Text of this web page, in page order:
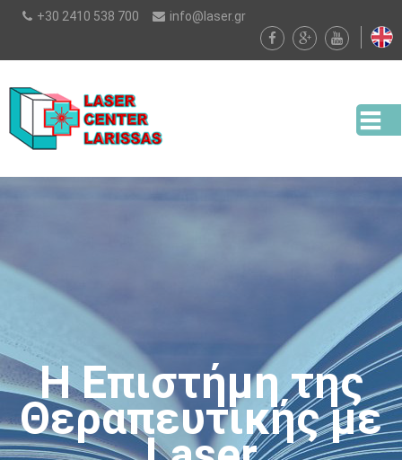
Παράκαμψη
προς το
περιεχόμενο
+30 2410 538 700 info@laser.gr
Η Επιστήμη της
Θεραπευτικής με